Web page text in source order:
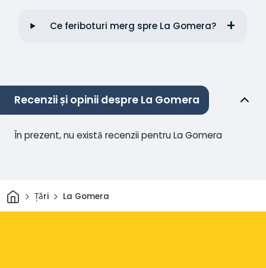
Ce feriboturi merg spre La Gomera?
Recenzii și opinii despre La Gomera
În prezent, nu există recenzii pentru La Gomera
Acasă
Țări La Gomera